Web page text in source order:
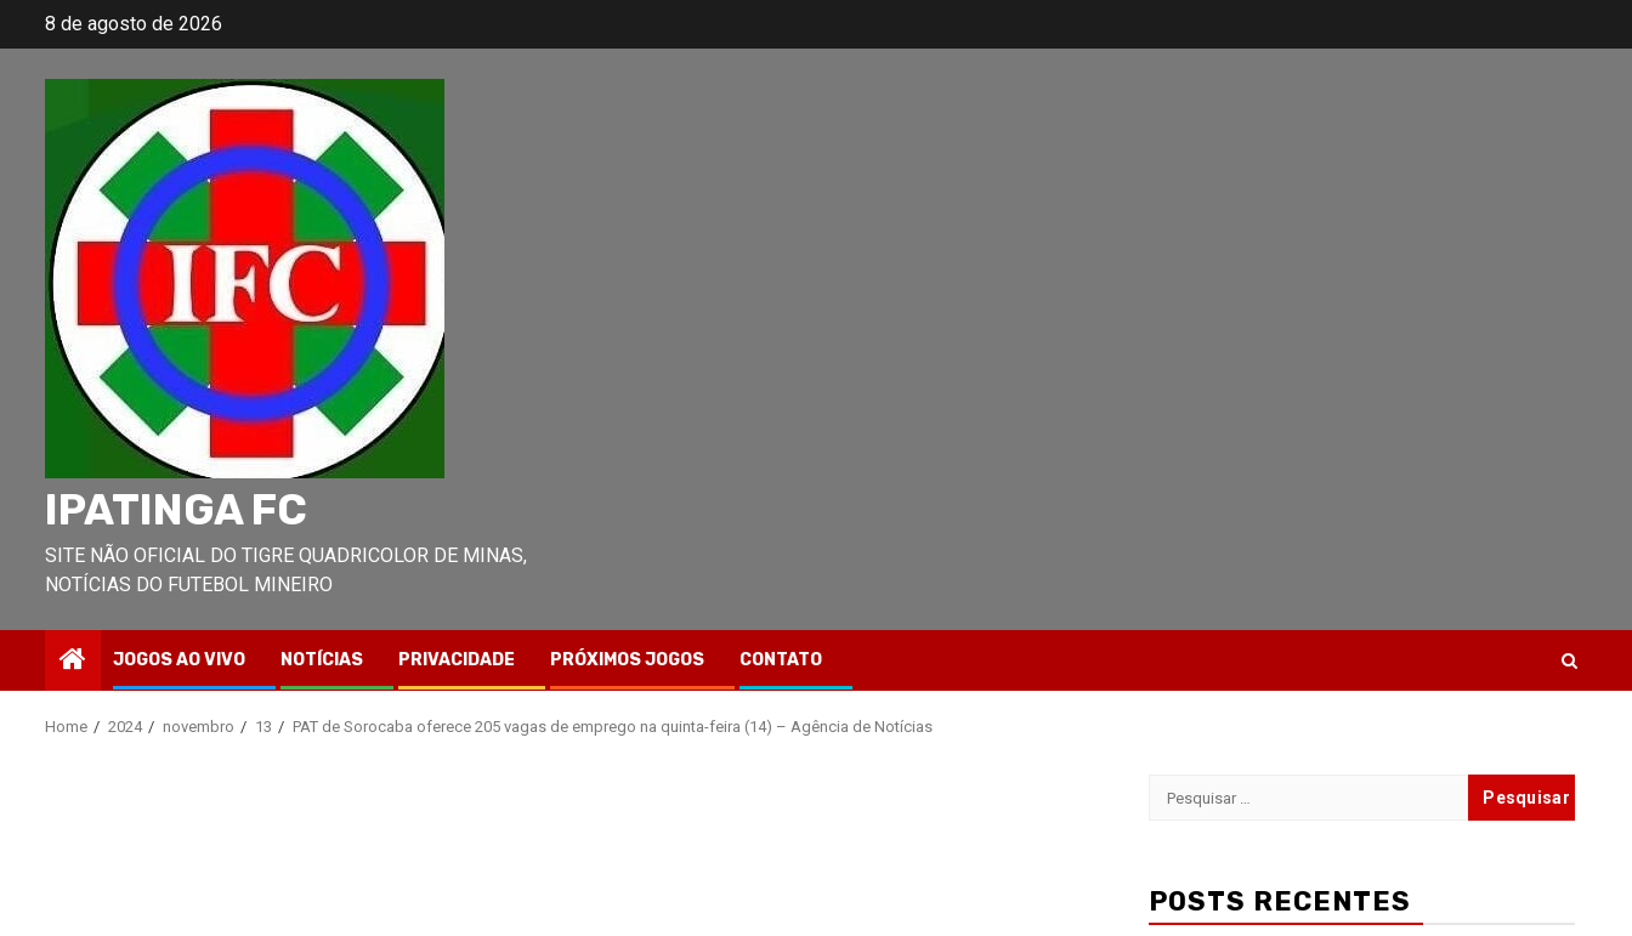
8 de agosto de 2026
IPATINGA FC
SITE NÃO OFICIAL DO TIGRE QUADRICOLOR DE MINAS,
NOTÍCIAS DO FUTEBOL MINEIRO
JOGOS AO VIVO NOTÍCIAS PRIVACIDADE PRÓXIMOS JOGOS CONTATO
Home 2024 novembro 13 PAT de Sorocaba oferece 205 vagas de emprego na quinta-feira (14) – Agência de Notícias
Pesquisar
POSTS RECENTES